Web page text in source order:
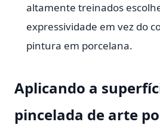
altamente treinados
expressividade em vez do
pintura em porcelana.
Aplicando a
pincelada de arte